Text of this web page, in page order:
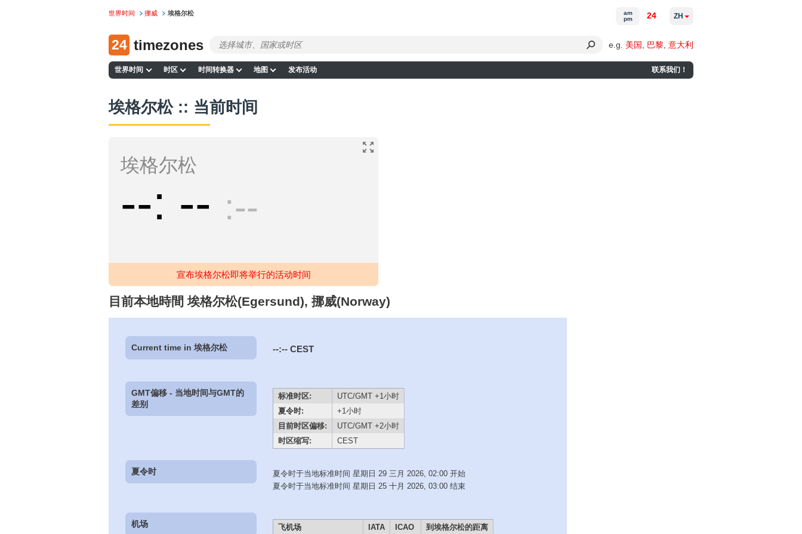
世界时间 挪威 埃格尔松
24 timezones e.g. 美国 巴黎 意大利
世界时间 时区 时间转换器 地图 发布活动 联系我们！
am
pm
24 ZH
埃格尔松 :: 当前时间
埃格尔松
-- -- --
宣布埃格尔松即将举行的活动时间
目前本地時間 埃格尔松(Egersund), 挪威(Norway)
Current time in 埃格尔松 --:-- CEST
GMT偏移 - 当地时间与GMT的
差别
标准时区:
UTC/GMT +1小时
夏令时:
+1小时
目前时区偏移:
UTC/GMT +2小时
时区缩写:
CEST
夏令时
夏令时于当地标准时间 星期日 29 三月 2026, 02:00 开始
夏令时于当地标准时间 星期日 25 十月 2026, 03:00 结束
机场 飞机场 IATA ICAO
到埃格尔松的距离